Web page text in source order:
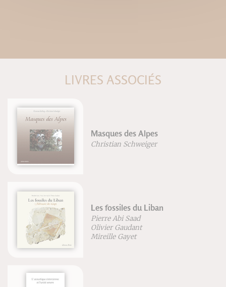
LIVRES ASSOCIÉS
Masques des Alpes
Christian Schweiger
Les fossiles du Liban
Pierre Abi Saad
Olivier Gaudant
Mireille Gayet